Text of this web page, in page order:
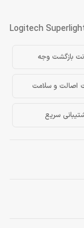
Logitech
بازگشت وجه
اصالت و سلامت
سریع